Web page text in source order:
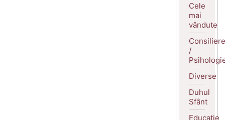
Cele
mai
vândute
Consiliere
/
Diverse
Duhul
Sfânt
Educație